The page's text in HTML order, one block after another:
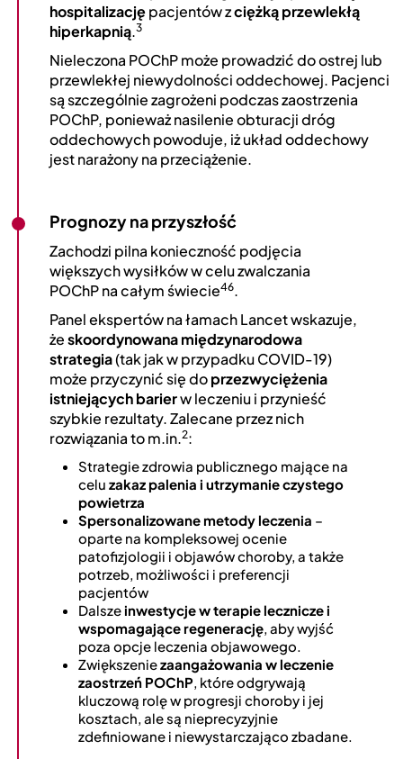
hospitalizacjępacjentów zciężką przewlekłą
hiperkapnią.3
Nieleczona POChP może prowadzić do ostrej lub
przewlekłej niewydolności oddechowej. Pacjenci
są szczególnie zagrożeni podczas zaostrzenia
POChP, ponieważ nasilenie obturacji dróg
oddechowych powoduje, iż układ oddechowy
jest narażony na przeciążenie.
Prognozy na przyszłość
Zachodzi pilna konieczność podjęcia
większych wysiłków w celu zwalczania
POChP na całym świecie46.
Panel ekspertów na łamach Lancet wskazuje,
żeskoordynowana międzynarodowa
strategia(tak jak w przypadku COVID-19)
może przyczynić się doprzezwyciężenia
istniejących barierw leczeniu i przynieść
szybkie rezultaty. Zalecane przez nich
rozwiązania to m.in.2:
Strategie zdrowia publicznego mające na
celu zakaz palenia i utrzymanie czystego
powietrza
Spersonalizowane metody leczenia –
oparte na kompleksowej ocenie
patofizjologii i objawów choroby, a także
potrzeb, możliwości i preferencji
pacjentów
Dalsze inwestycje w terapie lecznicze i
wspomagające regenerację, aby wyjść
poza opcje leczenia objawowego.
Zwiększeniezaangażowania w leczenie
zaostrzeń POChP, które odgrywają
kluczową rolę w progresji choroby i jej
kosztach, ale są nieprecyzyjnie
zdefiniowane i niewystarczająco zbadane.